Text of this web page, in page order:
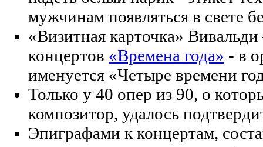
мужчинам появляться в свете
«Визитная карточка»
концертов «Времена года» - в
именуется «Четыре времени
Только у 40 опер из 90, о
композитор, удалось
Эпиграфами к концертам,